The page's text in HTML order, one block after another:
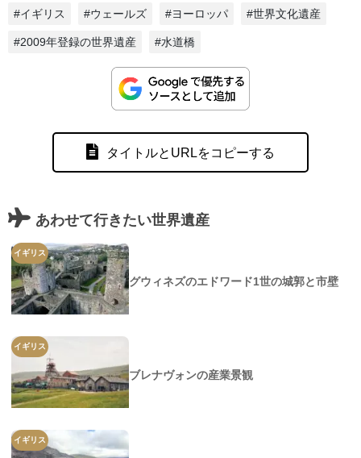
#イギリス #ウェールズ #ヨーロッパ #世界文化遺産
#2009年登録の世界遺産 #水道橋
タイトルとURLをコピーする
あわせて行きたい世界遺産
イギリス
グウィネズのエドワード1世の城郭と市壁
イギリス
ブレナヴォンの産業景観
イギリス